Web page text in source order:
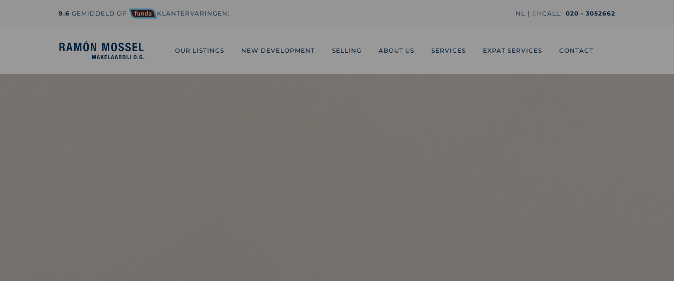
1-800-995-3959 hi@sedona.com
9.6 GEMIDDELD OP KLANTERVARINGEN: NL ENCALL: 020 - 3052662
OUR LISTINGS NEW DEVELOPMENT SELLING ABOUT US SERVICES EXPAT SERVICES CONTACT